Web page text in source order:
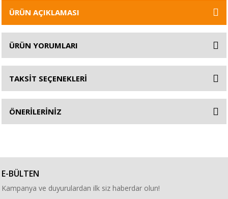
ÜRÜN AÇIKLAMASI
ÜRÜN YORUMLARI
TAKSİT SEÇENEKLERİ
ÖNERİLERİNİZ
E-BÜLTEN
Kampanya ve duyurulardan ilk siz haberdar olun!